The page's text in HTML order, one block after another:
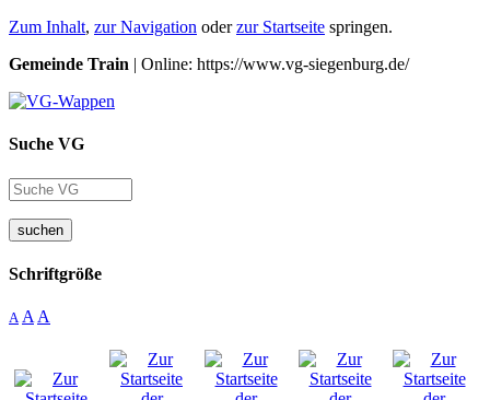
Zum Inhalt, zur Navigation oderzur Startseite springen.
Gemeinde Train | Online: https://www.vg-siegenburg.de/
Suche VG
suchen
Schriftgröße
A A A